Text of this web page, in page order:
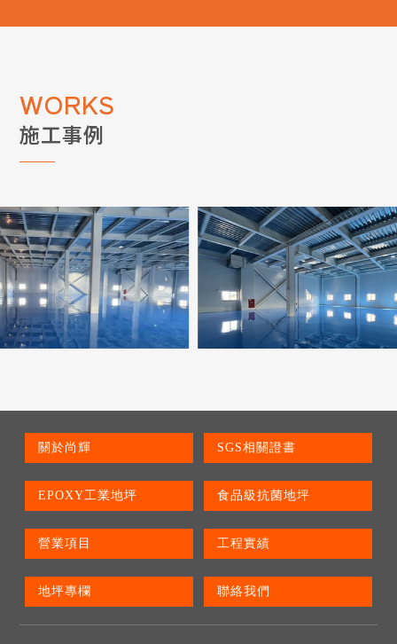
WORKS
施工事例
關於尚輝 SGS相關證書
EPOXY工業地坪 食品級抗菌地坪
營業項目 工程實績
地坪專欄 聯絡我們